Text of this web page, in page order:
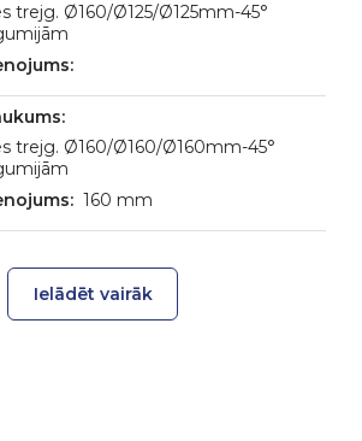
trejg. Ø160/Ø125/Ø125mm-45°
trejg. Ø160/Ø160/Ø160mm-45°
160 mm
Ielādēt vairāk